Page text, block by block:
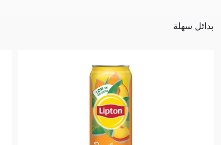
بدائل سهلة